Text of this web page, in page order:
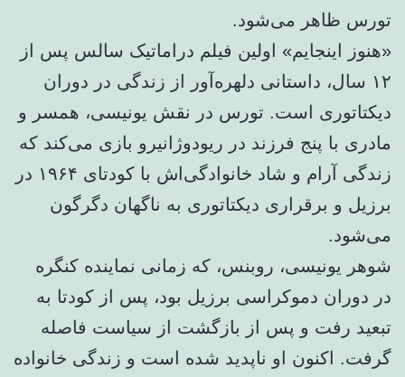
تورس ظاهر می‌شود.
«هنوز اینجایم» اولین فیلم دراماتیک سالس پس از
۱۲ سال، داستانی دلهره‌آور از زندگی در دوران
دیکتاتوری است. تورس در نقش یونیسی، همسر و
مادری با پنج فرزند در ریودوژانیرو بازی می‌کند که
زندگی آرام و شاد خانوادگی‌اش با کودتای ۱۹۶۴ در
برزیل و برقراری دیکتاتوری به ناگهان دگرگون
می‌شود.
شوهر یونیسی، روبنس، که زمانی نماینده کنگره
در دوران دموکراسی برزیل بود، پس از کودتا به
تبعید رفت و پس از بازگشت از سیاست فاصله
گرفت. اکنون او ناپدید شده است و زندگی خانواده